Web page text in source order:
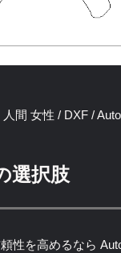
間 女性 / DXF /
選択肢
性を高めるなら